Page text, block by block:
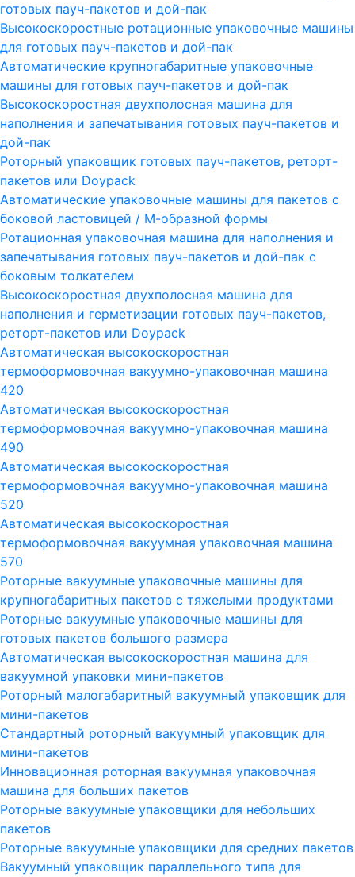
готовых пауч-пакетов и дой-пак
Высокоскоростные ротационные упаковочные машины
для готовых пауч-пакетов и дой-пак
Автоматические крупногабаритные упаковочные
машины для готовых пауч-пакетов и дой-пак
Высокоскоростная двухполосная машина для
наполнения и запечатывания готовых пауч-пакетов и
дой-пак
Роторный упаковщик готовых пауч-пакетов, реторт-
пакетов или Doypack
Автоматические упаковочные машины для пакетов с
боковой ластовицей / М-образной формы
Ротационная упаковочная машина для наполнения и
запечатывания готовых пауч-пакетов и дой-пак с
боковым толкателем
Высокоскоростная двухполосная машина для
наполнения и герметизации готовых пауч-пакетов,
реторт-пакетов или Doypack
Автоматическая высокоскоростная
термоформовочная вакуумно-упаковочная машина
420
Автоматическая высокоскоростная
термоформовочная вакуумно-упаковочная машина
490
Автоматическая высокоскоростная
термоформовочная вакуумно-упаковочная машина
520
Автоматическая высокоскоростная
термоформовочная вакуумная упаковочная машина
570
Роторные вакуумные упаковочные машины для
крупногабаритных пакетов с тяжелыми продуктами
Роторные вакуумные упаковочные машины для
готовых пакетов большого размера
Автоматическая высокоскоростная машина для
вакуумной упаковки мини-пакетов
Роторный малогабаритный вакуумный упаковщик для
мини-пакетов
Стандартный роторный вакуумный упаковщик для
мини-пакетов
Инновационная роторная вакуумная упаковочная
машина для больших пакетов
Роторные вакуумные упаковщики для небольших
пакетов
Роторные вакуумные упаковщики для средних пакетов
Вакуумный упаковщик параллельного типа для